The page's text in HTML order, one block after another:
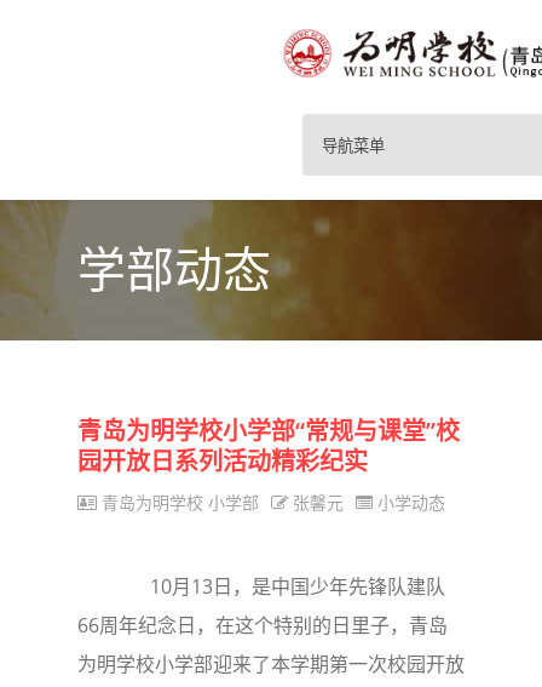
导航菜单
学部动态
青岛为明学校小学部“常规与课堂”校
园开放日系列活动精彩纪实
青岛为明学校 小学部 张馨元 小学动态
10月13日，是中国少年先锋队建队
66周年纪念日，在这个特别的日里子，青岛
为明学校小学部迎来了本学期第一次校园开放